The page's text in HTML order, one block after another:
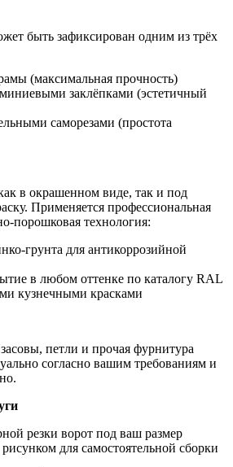
быть зафиксирован одним из трёх
(максимальная прочность)
заклёпками (эстетичный
саморезами (простота
в окрашенном виде, так и под
Применяется профессиональная
порошковая технология:
грунта для антикоррозийной
в любом оттенке по каталогу RAL
кузнечными красками
петли и прочая фурнитура
согласно вашим требованиям и
резки ворот под ваш размер
для самостоятельной сборки